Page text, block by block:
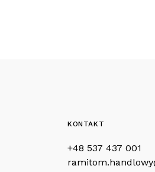
KONTAKT
+48 537 437 001